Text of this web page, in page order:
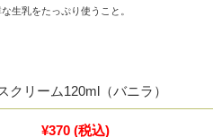
生乳をたっぷり使うこと。
クリーム120ml（バニラ）
¥370 (税込)